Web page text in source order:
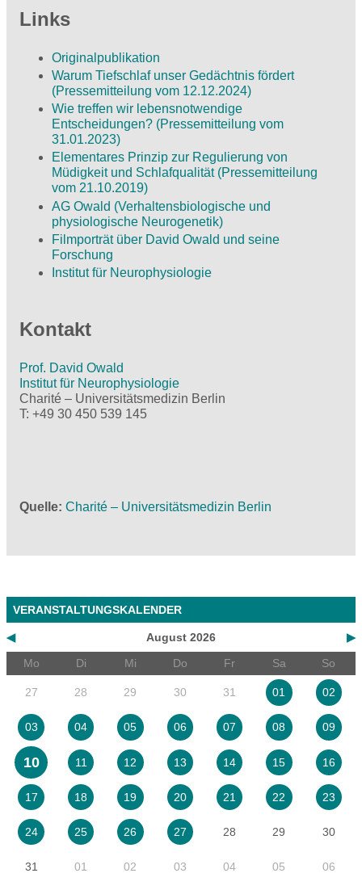
Links
Originalpublikation
Warum Tiefschlaf unser Gedächtnis fördert
(Pressemitteilung vom 12.12.2024)
Wie treffen wir lebensnotwendige
Entscheidungen? (Pressemitteilung vom
31.01.2023)
Elementares Prinzip zur Regulierung von
Müdigkeit und Schlafqualität (Pressemitteilung
vom 21.10.2019)
AG Owald (Verhaltensbiologische und
physiologische Neurogenetik)
Filmporträt über David Owald und seine
Forschung
Institut für Neurophysiologie
Kontakt
Prof. David Owald
Institut für Neurophysiologie
Charité – Universitätsmedizin Berlin
T: +49 30 450 539 145
Quelle Charité – Universitätsmedizin Berlin
VERANSTALTUNGSKALENDER
◀ ▶
August 2026
Mo
Di Mi Do Fr Sa So
27 28 29 30 31 01 02
03 04 05 06 07 08 09
10 11 12 13 14 15 16
17 18 19 20 21 22 23
24 25 26 27 28 29 30
31 01 02 03 04 05 06